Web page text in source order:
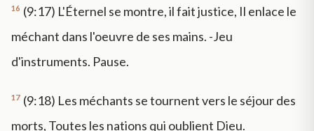
16 (9:17) L'Éternel se montre, il fait justice, Il enlace le
méchant dans l'oeuvre de ses mains. -Jeu
d'instruments. Pause.
17 (9:18) Les méchants se tournent vers le séjour des
morts, Toutes les nations qui oublient Dieu.